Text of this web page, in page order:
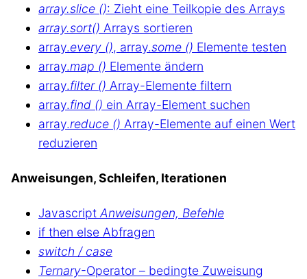
array.slice (): Zieht eine Teilkopie des Arrays
array.sort() Arrays sortieren
array.every (), array.some () Elemente testen
array.map () Elemente ändern
array.filter () Array-Elemente filtern
array.find () ein Array-Element suchen
array.reduce () Array-Elemente auf einen Wert
reduzieren
Anweisungen, Schleifen, Iterationen
Javascript Anweisungen, Befehle
if then else Abfragen
switch / case
Ternary-Operator – bedingte Zuweisung